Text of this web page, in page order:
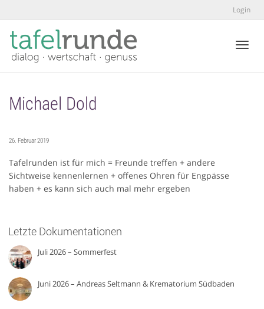
Login
Michael Dold
26. Februar 2019
Tafelrunden ist für mich = Freunde treffen + andere
Sichtweise kennenlernen + offenes Ohren für Engpässe
haben + es kann sich auch mal mehr ergeben
Letzte Dokumentationen
Juli 2026 – Sommerfest
Juni 2026 – Andreas Seltmann & Krematorium Südbaden